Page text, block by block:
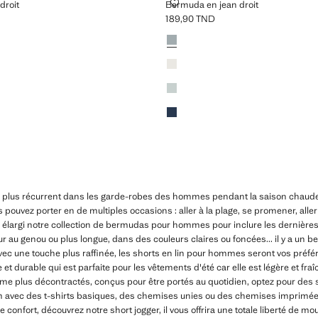
DROIT Bermuda en jean droit
BERMUDA EN JEAN DROIT
Prix actuel [189,90 TND ]
189,90 TND
Couleurs
Bleu moyen
Blanc cassé
Bleu délavé
Bleu foncé
récurrent dans les garde-robes des hommes pendant la saison
porter en de multiples occasions : aller à la plage, se promener,
notre collection de bermudas pour hommes pour inclure les
au genou ou plus longue, dans des couleurs claires ou foncées... il y a un
une touche plus raffinée, les shorts en lin pour hommes seront vos
durable qui est parfaite pour les vêtements d'été car elle est légère et
plus décontractés, conçus pour être portés au quotidien, optez pour des
des t-shirts basiques, des chemises unies ou des chemises
confort, découvrez notre short jogger, il vous offrira une totale liberté de